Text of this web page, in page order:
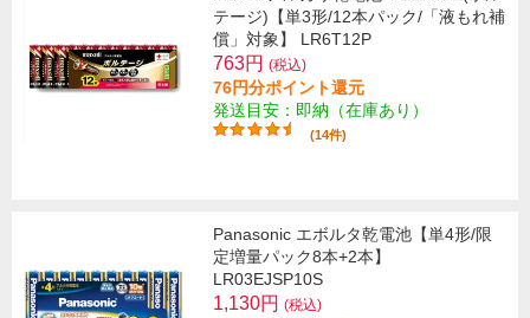
テージ)【単3形/12本パック/「液もれ補
償」対象】 LR6T12P
763円 (税込)
76円分ポイント還元
発送目安：即納（在庫あり）
(14件)
Panasonic エボルタ乾電池【単4形/限
定増量パック8本+2本】
LR03EJSP10S
1,130円 (税込)